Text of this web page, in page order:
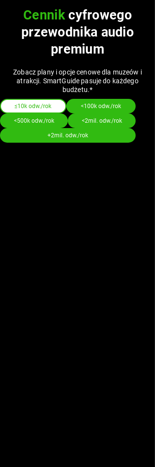
Cennik cyfrowego
przewodnika audio
premium
Zobacz plany i opcje cenowe dla muzeów i
atrakcji. SmartGuide pasuje do każdego
budżetu.*
≤10k odw./rok <100k odw./rok
<500k odw./rok <2mil. odw./rok
+2mil. odw./rok